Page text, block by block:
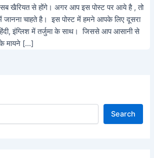
सब खैरियत से होंगे। अगर आप इस पोस्ट पर आये है , तो
जानना चाहते है। इस पोस्ट में हमने आपके लिए दूसरा
इंग्लिश में तर्जुमा के साथ। जिससे आप आसानी से
मायने […]
Search